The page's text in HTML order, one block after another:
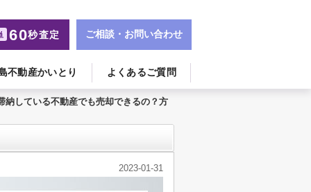
不動産かいとり よくあるご質問
60秒査定 ご相談・お問い合わせ
納している不動産でも売却できるの？方
2023-01-31